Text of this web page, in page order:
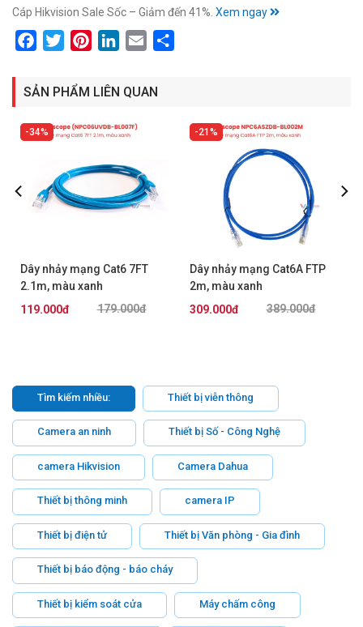
Cáp Hikvision Sale Sốc – Giảm đến 41%. Xem ngay
FacebookTwitterPinterestLinkedIn
Email
SẢN PHẨM LIÊN QUAN
34%
Dây nhảy mạng Cat6 7FT
2.1m, màu xanh
AMP/Commscope179.000đ
119.000đ
21%
Dây nhảy mạng Cat6A FTP
2m, màu xanh
AMP/Commscope389.000đ
309.000đ
Tìm kiếm nhiều: Thiết bị viễn thông
Camera an ninh Thiết bị Số - Công Nghệ
camera Hikvision Camera Dahua
Thiết bị thông minh camera IP
Thiết bị điện tử Thiết bị Văn phòng - Gia đình
Thiết bị báo động - báo cháy
Thiết bị kiểm soát cửa Máy chấm công